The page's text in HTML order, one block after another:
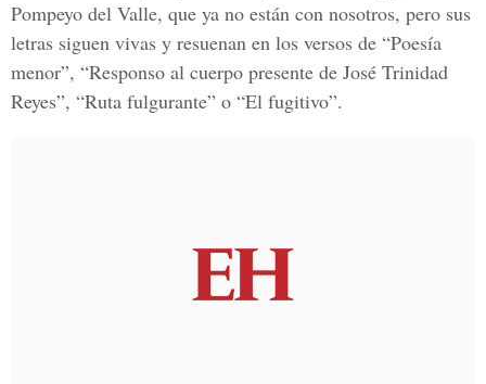
Pompeyo del Valle, que ya no están con nosotros, pero sus
letras siguen vivas y resuenan en los versos de “Poesía
menor”, “Responso al cuerpo presente de José Trinidad
Reyes”, “Ruta fulgurante” o “El fugitivo”.